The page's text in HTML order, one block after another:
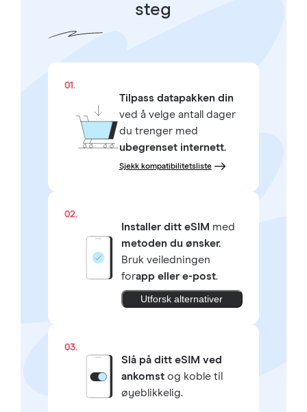
steg
01.
Tilpass datapakken din
ved å velge antall dager
du trenger med
ubegrenset internett.
Sjekk kompatibilitetsliste
02.
Installer ditt eSIM med
metoden du ønsker.
Bruk veiledningen
forapp eller e-post.
Utforsk alternativer
03.
Slå på ditt eSIM ved
ankomstog koble til
øyeblikkelig.